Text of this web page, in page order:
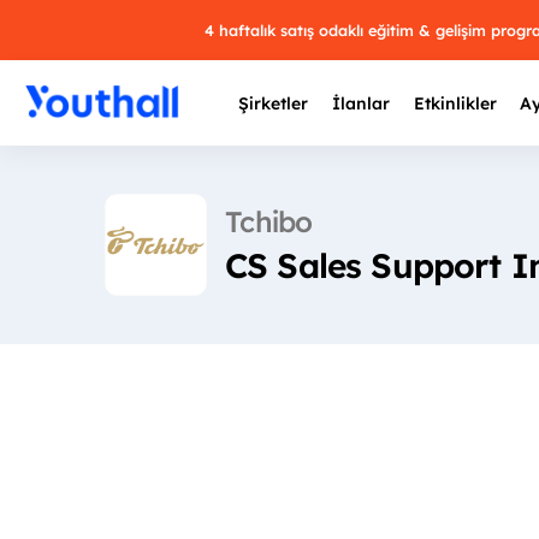
4 haftalık satış odaklı eğitim & gelişim
Şirketler İlanlar Etkinlikler
Tchibo
CS Sales Support